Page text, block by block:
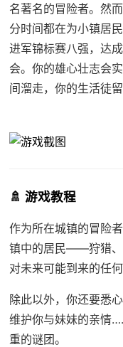
名著名的冒险者。然
分时间都在为小镇居
进军锦标赛八强，达
会。你的雄心壮志会
间溜走，你的生活徒留
🚿 游戏教程
作为所在城镇的冒险
镇中的居民——狩猎、
对未来可能到来的任何
除此以外，你还要悉
维护你与妹妹的亲情
重的谜团。